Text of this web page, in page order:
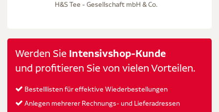
H&S Tee - Gesellschaft mbH & Co.
Werden Sie Intensivshop-Kunde
und profitieren Sie von vielen Vorteilen.
Bestelllisten für effektive Wiederbestellungen
Anlegen mehrerer Rechnungs- und Lieferadressen